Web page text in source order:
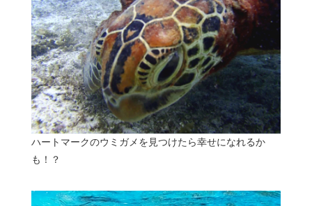
ハートマークのウミガメを見つけたら幸せになれるか
も！？